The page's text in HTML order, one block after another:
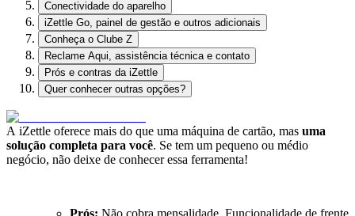
Conectividade do aparelho
iZettle Go, painel de gestão e outros adicionais
Conheça o Clube Z
Reclame Aqui, assistência técnica e contato
Prós e contras da iZettle
Quer conhecer outras opções?
A iZettle oferece mais do que uma máquina de cartão, mas uma
solução completa para você. Se tem um pequeno ou médio
negócio, não deixe de conhecer essa ferramenta!